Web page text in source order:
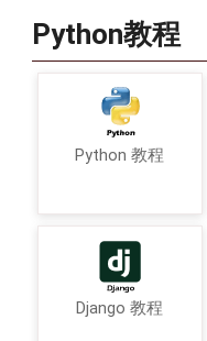
Python教程
Python 教程
Django 教程